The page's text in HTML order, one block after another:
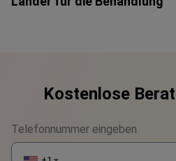
Kostenlose
Telefonnummer eingeben